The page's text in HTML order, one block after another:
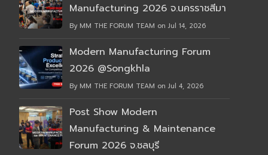
Manufacturing 2026 จ.นครราชสีมา
By MM THE FORUM TEAM on Jul 14, 2026
Modern Manufacturing Forum
2026 @Songkhla
By MM THE FORUM TEAM on Jul 4, 2026
Post Show Modern
Manufacturing & Maintenance
Forum 2026 จ.ชลบุรี